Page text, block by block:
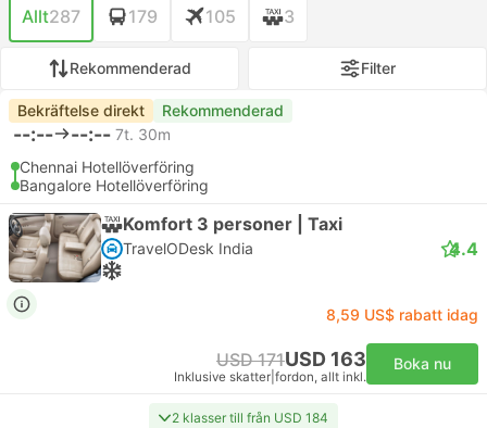
Allt287 179 105 3
Rekommenderad Filter
Bekräftelse direkt Rekommenderad
--:-- --:-- 7t. 30m
Chennai Hotellöverföring
Bangalore Hotellöverföring
Komfort 3 personer | Taxi
TravelODesk India 4.4
8,59 US$ rabatt idag
USD 171USD 163
Inklusive skatter fordon, allt inkl.
Boka nu
2 klasser till från USD 184